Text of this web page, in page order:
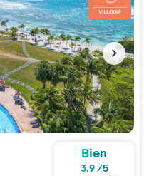
sur 5
Bien
3.9/5